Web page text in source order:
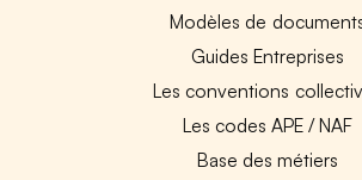
Modèles de
Guides Entreprises
Les conventions
Les codes APE / NAF
Base des métiers